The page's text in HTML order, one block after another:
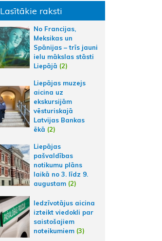
Lasītākie raksti
No Francijas,
Meksikas un
Spānijas – trīs jauni
ielu mākslas stāsti
Liepājā (2)
Liepājas muzejs
aicina uz
ekskursijām
vēsturiskajā
Latvijas Bankas
ēkā (2)
Liepājas
pašvaldības
notikumu plāns
laikā no 3. līdz 9.
augustam (2)
Iedzīvotājus aicina
izteikt viedokli par
saistošajiem
noteikumiem (3)